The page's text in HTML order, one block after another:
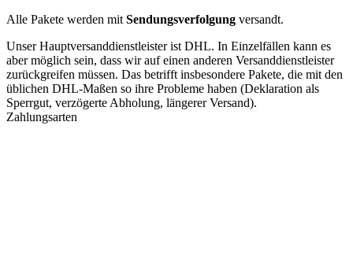
Alle Pakete werden mit Sendungsverfolgung versandt.
Unser Hauptversanddienstleister ist DHL. In Einzelfällen kann es
aber möglich sein, dass wir auf einen anderen Versanddienstleister
zurückgreifen müssen. Das betrifft insbesondere Pakete, die mit den
üblichen DHL-Maßen so ihre Probleme haben (Deklaration als
Sperrgut, verzögerte Abholung, längerer Versand).
Zahlungsarten